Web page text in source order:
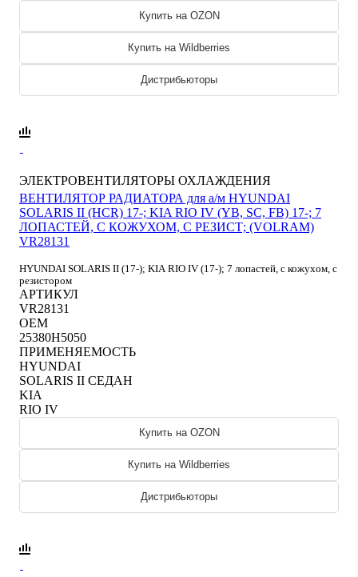
Купить на OZON
Купить на Wildberries
Дистрибьюторы
ЭЛЕКТРОВЕНТИЛЯТОРЫ ОХЛАЖДЕНИЯ
ВЕНТИЛЯТОР РАДИАТОРА для а/м HYUNDAI
SOLARIS II (HCR) 17-; KIA RIO IV (YB, SC, FB) 17-; 7
ЛОПАСТЕЙ, С КОЖУХОМ, С РЕЗИСТ; (VOLRAM)
VR28131
HYUNDAI SOLARIS II (17-); KIA RIO IV (17-); 7 лопастей, с кожухом, с
резистором
АРТИКУЛ
VR28131
OEM
25380H5050
ПРИМЕНЯЕМОСТЬ
HYUNDAI
SOLARIS II СЕДАН
KIA
RIO IV
Купить на OZON
Купить на Wildberries
Дистрибьюторы